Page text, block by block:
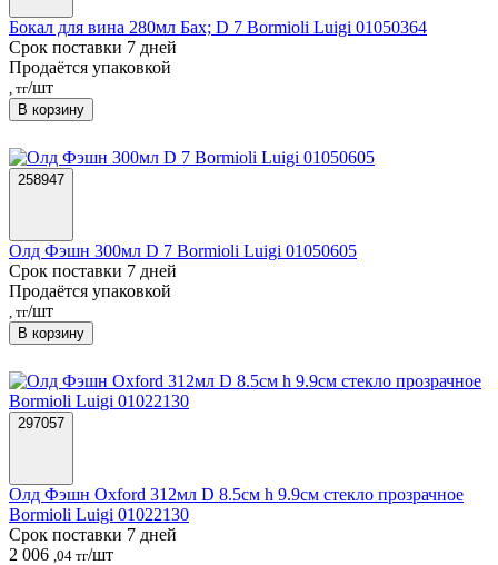
Бокал для вина 280мл Бах; D 7 Bormioli Luigi 01050364
Срок поставки 7 дней
Продаётся упаковкой
, тг/шт
В корзину
258947
Олд Фэшн 300мл D 7 Bormioli Luigi 01050605
Срок поставки 7 дней
Продаётся упаковкой
, тг/шт
В корзину
297057
Олд Фэшн Oxford 312мл D 8.5см h 9.9см стекло прозрачное
Bormioli Luigi 01022130
Срок поставки 7 дней
2 006 ,04 тг/шт